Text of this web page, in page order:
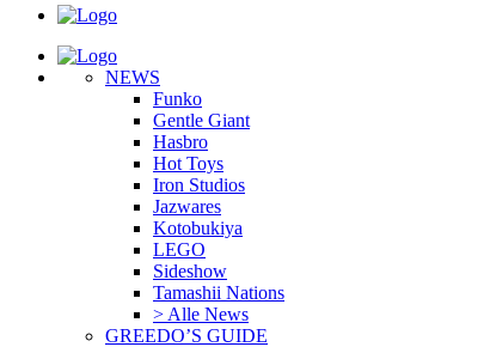
NEWS
Funko
Gentle Giant
Hasbro
Hot Toys
Iron Studios
Jazwares
Kotobukiya
LEGO
Sideshow
Tamashii Nations
> Alle News
GREEDO’S GUIDE